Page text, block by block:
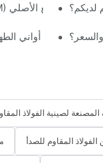
لديكم؟
باستخدام أواني
لصينية الفولاذ
المقاوم للصدأ